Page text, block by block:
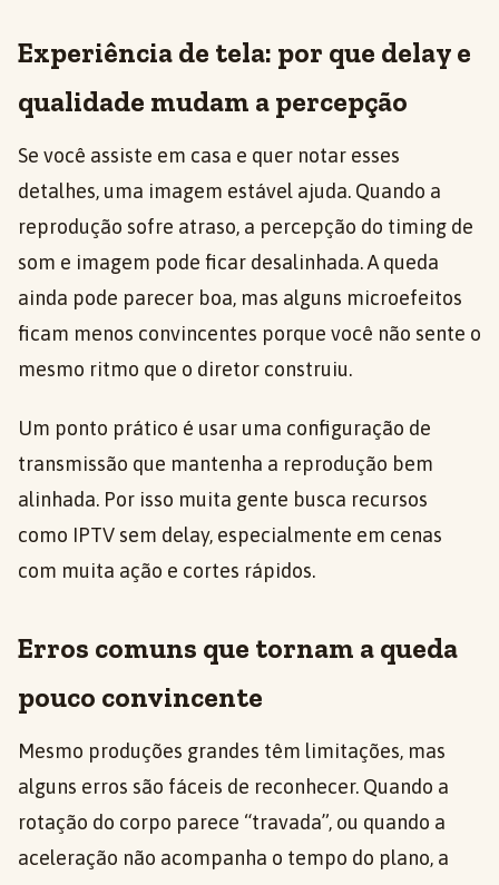
Experiência de tela: por que delay e
qualidade mudam a percepção
Se você assiste em casa e quer notar esses
detalhes, uma imagem estável ajuda. Quando a
reprodução sofre atraso, a percepção do timing de
som e imagem pode ficar desalinhada. A queda
ainda pode parecer boa, mas alguns microefeitos
ficam menos convincentes porque você não sente o
mesmo ritmo que o diretor construiu.
Um ponto prático é usar uma configuração de
transmissão que mantenha a reprodução bem
alinhada. Por isso muita gente busca recursos
como IPTV sem delay, especialmente em cenas
com muita ação e cortes rápidos.
Erros comuns que tornam a queda
pouco convincente
Mesmo produções grandes têm limitações, mas
alguns erros são fáceis de reconhecer. Quando a
rotação do corpo parece “travada”, ou quando a
aceleração não acompanha o tempo do plano, a